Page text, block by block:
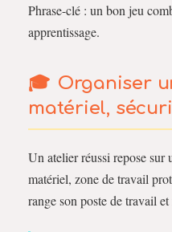
Phrase-clé : un bon jeu
apprentissage.
Organiser
matériel,
Un atelier réussi repose sur
matériel, zone de travail
range son poste de travail